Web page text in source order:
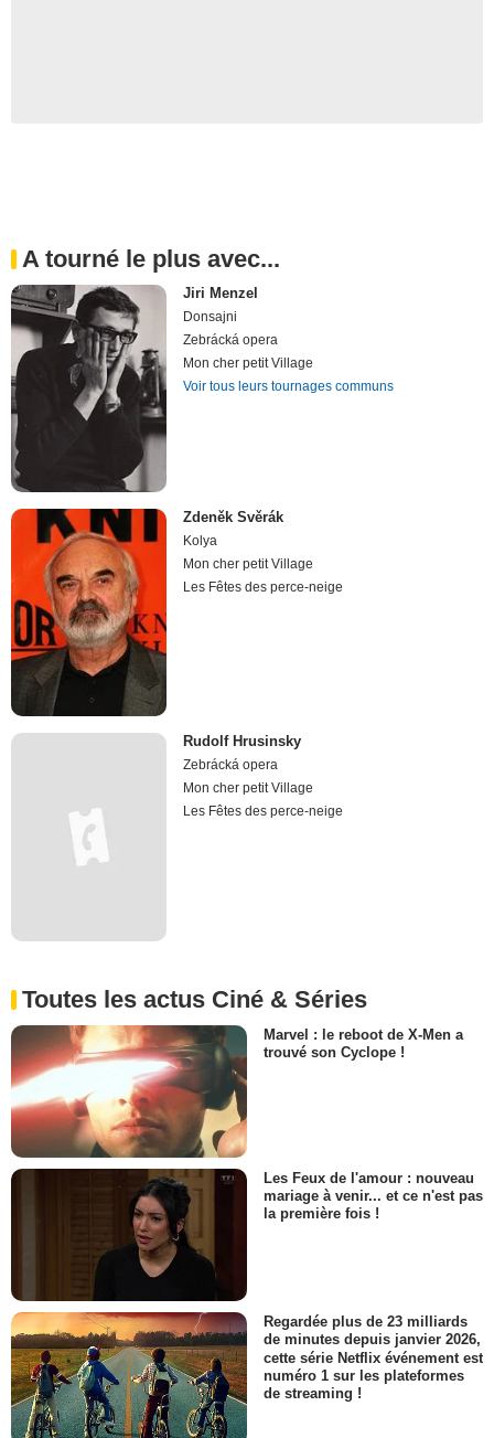
A tourné le plus avec...
Jiri Menzel
Donsajni
Zebrácká opera
Mon cher petit Village
Voir tous leurs tournages communs
Zdeněk Svěrák
Kolya
Mon cher petit Village
Les Fêtes des perce-neige
Rudolf Hrusinsky
Zebrácká opera
Mon cher petit Village
Les Fêtes des perce-neige
Toutes les actus Ciné & Séries
Marvel : le reboot de X-Men a
trouvé son Cyclope !
Les Feux de l'amour : nouveau
mariage à venir... et ce n'est pas
la première fois !
Regardée plus de 23 milliards
de minutes depuis janvier 2026,
cette série Netflix événement est
numéro 1 sur les plateformes
de streaming !